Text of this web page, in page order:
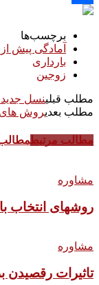
Share
برچسب‌ها
آمادگی پیش
بارداری
زوجین
مطلب قبلینسل جدید
مطلب بعدیروش های
مطالب مرتبطمطالب
مشاوره
روشهای انتخاب
مشاوره
تاثیرات رقصیدن